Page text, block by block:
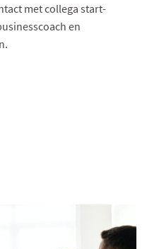
met collega start-
en